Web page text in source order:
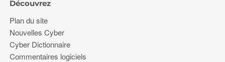
Découvrez
Plan du site
Nouvelles Cyber
Cyber Dictionnaire
Commentaires logiciels